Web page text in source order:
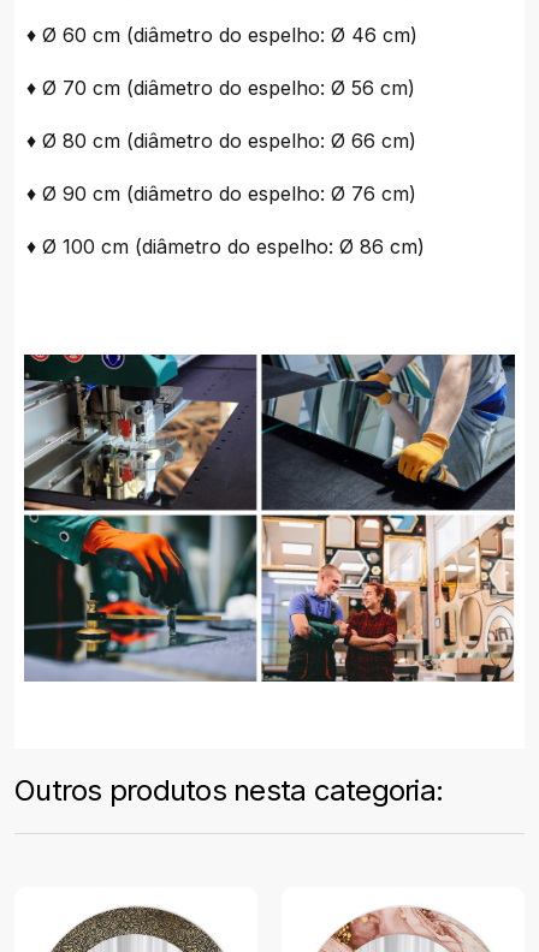
♦ Ø 60 cm (diâmetro do espelho: Ø 46 cm)
♦ Ø 70 cm (diâmetro do espelho: Ø 56 cm)
♦ Ø 80 cm (diâmetro do espelho: Ø 66 cm)
♦ Ø 90 cm (diâmetro do espelho: Ø 76 cm)
♦ Ø 100 cm (diâmetro do espelho: Ø 86 cm)
Outros produtos nesta categoria: